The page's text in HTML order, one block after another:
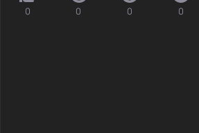
0 0 0 0